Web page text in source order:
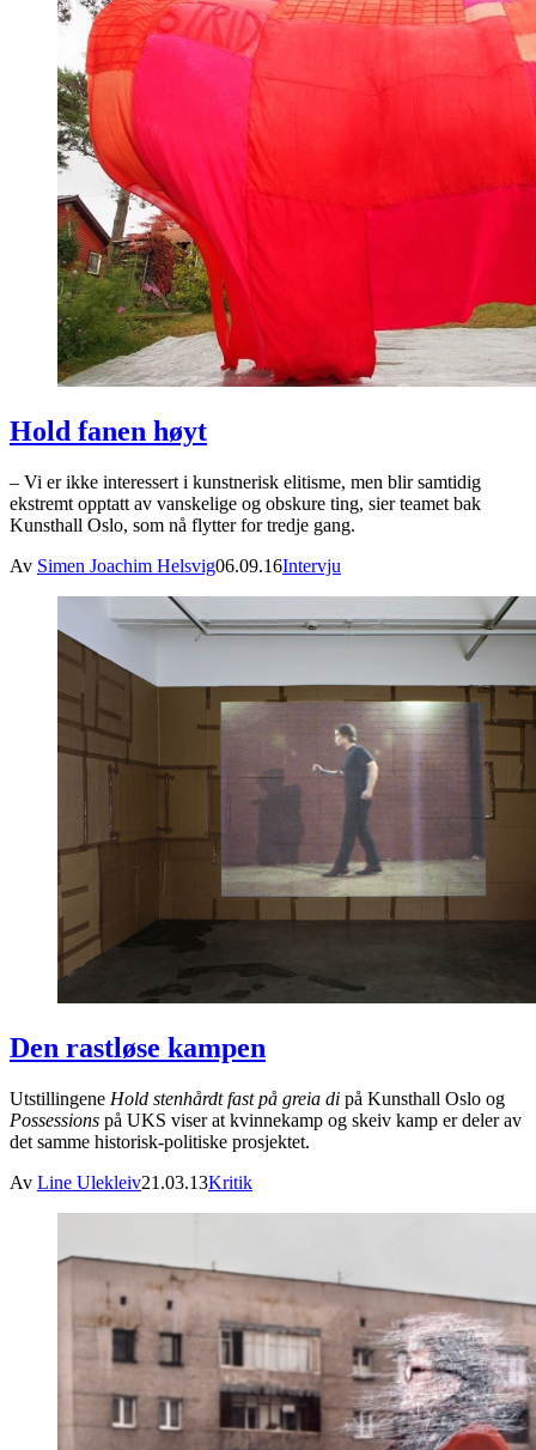
Hold fanen høyt
– Vi er ikke interessert i kunstnerisk elitisme, men blir samtidig
ekstremt opptatt av vanskelige og obskure ting, sier teamet bak
Kunsthall Oslo, som nå flytter for tredje gang.
Av Simen Joachim Helsvig06.09.16Intervju
Den rastløse kampen
Utstillingene Hold stenhårdt fast på greia di på Kunsthall Oslo og
Possessions på UKS viser at kvinnekamp og skeiv kamp er deler av
det samme historisk-politiske prosjektet.
Av Line Ulekleiv21.03.13Kritik